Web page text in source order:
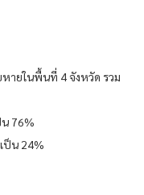
ายในพื้นที่ 4 จังหวัด รวม
76%
ป็น 24%